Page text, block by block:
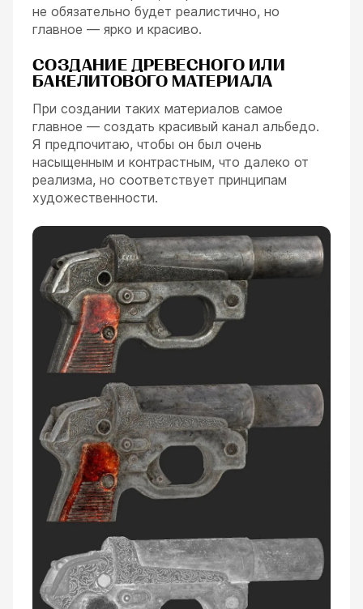
не обязательно будет реалистично, но
главное — ярко и красиво.
СОЗДАНИЕ ДРЕВЕСНОГО ИЛИ
БАКЕЛИТОВОГО МАТЕРИАЛА
При создании таких материалов самое
главное — создать красивый канал альбедо.
Я предпочитаю, чтобы он был очень
насыщенным и контрастным, что далеко от
реализма, но соответствует принципам
художественности.